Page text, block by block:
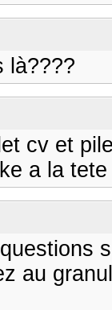
là????
cv et
a la tete
au